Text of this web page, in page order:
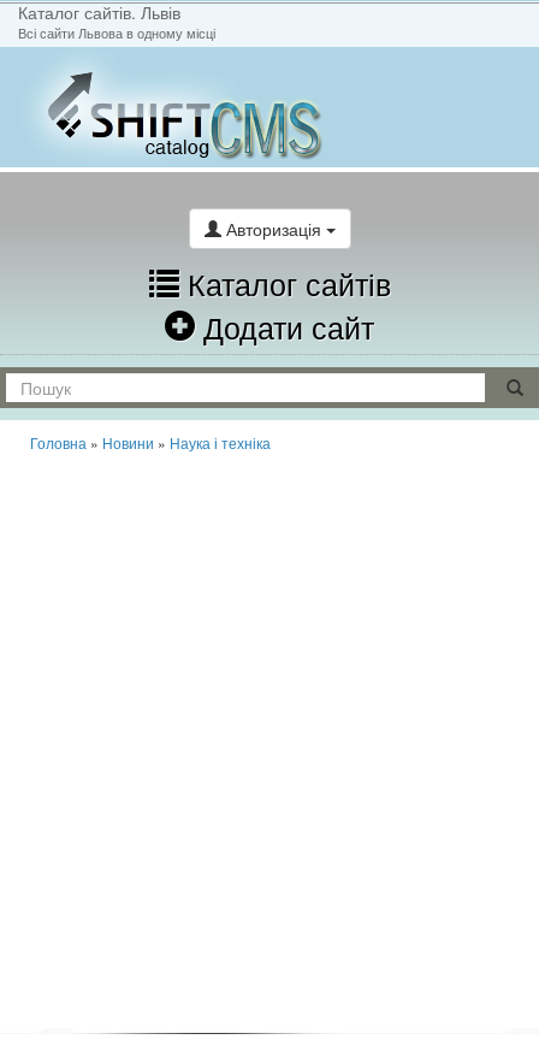
Каталог сайтів. Львів
Всі сайти Львова в одному місці
Авторизація
Каталог сайтів
Додати сайт
Головна » Новини » Наука і техніка